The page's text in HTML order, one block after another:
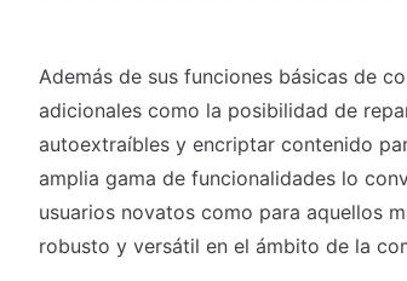
Además de sus funciones básicas de
adicionales como la posibilidad de
autoextraíbles y encriptar contenido
amplia gama de funcionalidades lo
usuarios novatos como para aquellos
robusto y versátil en el ámbito de la